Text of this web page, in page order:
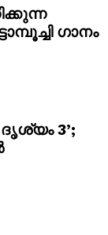
ഗാനം
3’;